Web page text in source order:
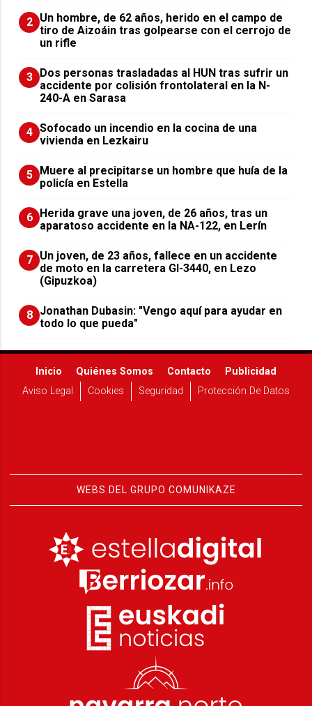
2 Un hombre, de 62 años, herido en el campo de
tiro de Aizoáin tras golpearse con el cerrojo de
un rifle
3
​Dos personas trasladadas al HUN tras sufrir un
accidente por colisión frontolateral en la N-
240-A en Sarasa
4 Sofocado un incendio en la cocina de una
vivienda en Lezkairu
5
Muere al precipitarse un hombre que huía de la
policía en Estella
6
Herida grave una joven, de 26 años, tras un
aparatoso accidente en la NA-122, en Lerín
7 Un joven, de 23 años, fallece en un accidente
de moto en la carretera GI-3440, en Lezo
(Gipuzkoa)
8 Jonathan Dubasin: "Vengo aquí para ayudar en
todo lo que pueda"
Inicio Quiénes Somos Contacto
Publicidad
Aviso Legal
Cookies Seguridad Protección De Datos
WEBS DEL GRUPO COMUNIKAZE